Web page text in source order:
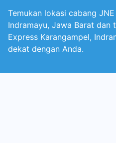
Temukan lokasi cabang
Indramayu, Jawa Barat
Express Karangampel,
dekat dengan Anda.